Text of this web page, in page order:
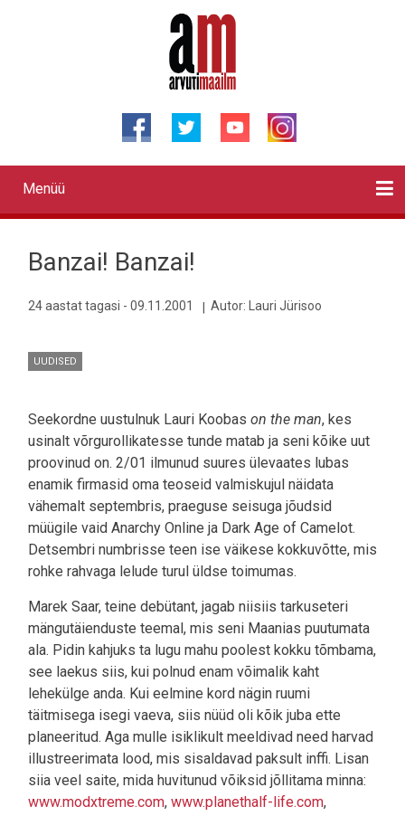
Primary
links
Menüü
Banzai! Banzai!
24 aastat tagasi - 09.11.2001 Autor: Lauri Jürisoo
UUDISED
Seekordne uustulnuk Lauri Koobas on the man, kes
usinalt võrgurollikatesse tunde matab ja seni kõike uut
proovinud on. 2/01 ilmunud suures ülevaates lubas
enamik firmasid oma teoseid valmiskujul näidata
vähemalt septembris, praeguse seisuga jõudsid
müügile vaid Anarchy Online ja Dark Age of Camelot.
Detsembri numbrisse teen ise väikese kokkuvõtte, mis
rohke rahvaga lelude turul üldse toimumas.
Marek Saar, teine debütant, jagab niisiis tarkuseteri
mängutäienduste teemal, mis seni Maanias puutumata
ala. Pidin kahjuks ta lugu mahu poolest kokku tõmbama,
see laekus siis, kui polnud enam võimalik kaht
lehekülge anda. Kui eelmine kord nägin ruumi
täitmisega isegi vaeva, siis nüüd oli kõik juba ette
planeeritud. Aga mulle isiklikult meeldivad need harvad
illustreerimata lood, mis sisaldavad paksult inffi. Lisan
siia veel saite, mida huvitunud võiksid jõllitama minna:
www.modxtreme.com, www.planethalf-life.com,